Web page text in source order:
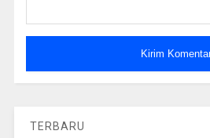
TERBARU